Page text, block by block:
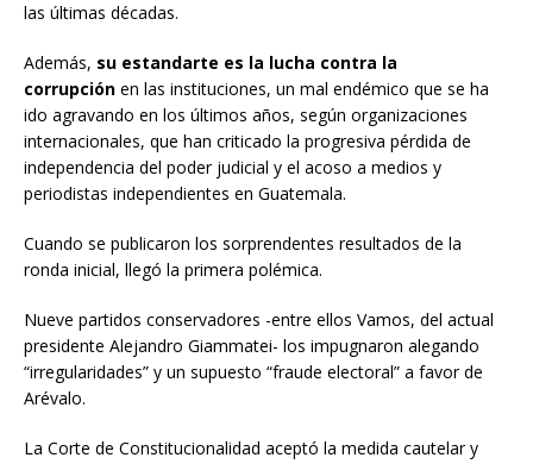
las últimas décadas.
Además, su estandarte es la lucha contra la
corrupción en las instituciones, un mal endémico que se ha
ido agravando en los últimos años, según organizaciones
internacionales, que han criticado la progresiva pérdida de
independencia del poder judicial y el acoso a medios y
periodistas independientes en Guatemala.
Cuando se publicaron los sorprendentes resultados de la
ronda inicial, llegó la primera polémica.
Nueve partidos conservadores -entre ellos Vamos, del actual
presidente Alejandro Giammatei- los impugnaron alegando
“irregularidades” y un supuesto “fraude electoral” a favor de
Arévalo.
La Corte de Constitucionalidad aceptó la medida cautelar y